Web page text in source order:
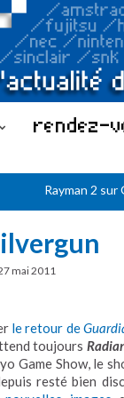
rendez-
Rayman 2 sur
mai 2011
le retour de
toujours
Game Show, le
resté bien